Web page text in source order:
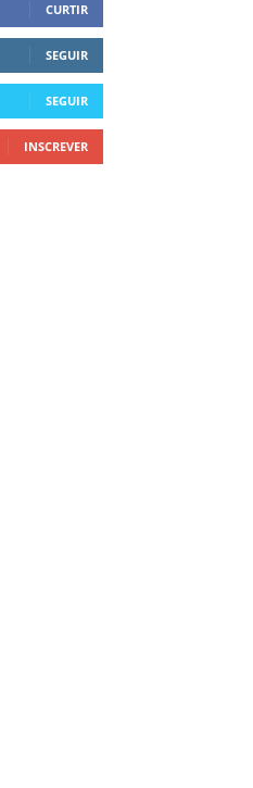
CURTIR
SEGUIR
SEGUIR
INSCREVER